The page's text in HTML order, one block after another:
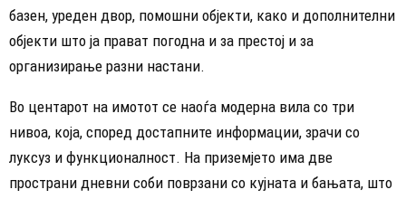
базен, уреден двор, помошни објекти, како и дополнителни
објекти што ја прават погодна и за престој и за
организирање разни настани.
Во центарот на имотот се наоѓа модерна вила со три
нивоа, која, според достапните информации, зрачи со
луксуз и функционалност. На приземјето има две
пространи дневни соби поврзани со кујната и бањата, што